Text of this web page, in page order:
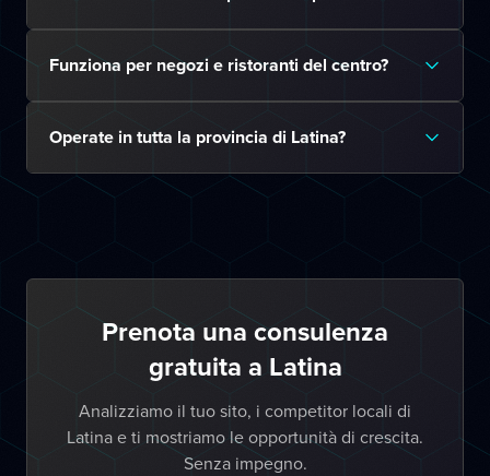
Funziona per negozi e ristoranti del centro?
Operate in tutta la provincia di Latina?
Prenota una consulenza
gratuita a Latina
Analizziamo il tuo sito, i competitor locali di
Latina e ti mostriamo le opportunità di crescita.
Senza impegno.